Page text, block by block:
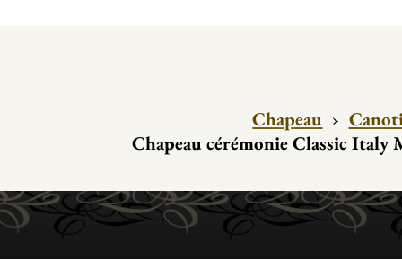
Chapeau ›
Chapeau cérémonie Classic Italy